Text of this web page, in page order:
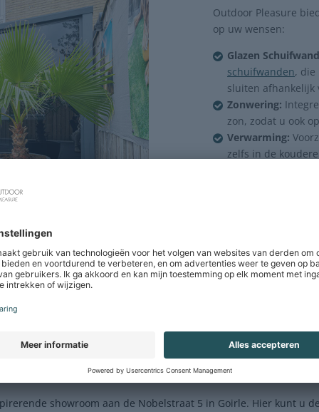
Outdoor Pleasure
op uw wensen:
Glazen
schuifwanden, die
sluiten afhankelijk
Zonwering:
zon, zodat u ook
Verwarming:
zelfs in de
BEZOEK ONZE SHOWROOM
showroom aan de Nobelstraat 5 in Goirle. Hier kunt u